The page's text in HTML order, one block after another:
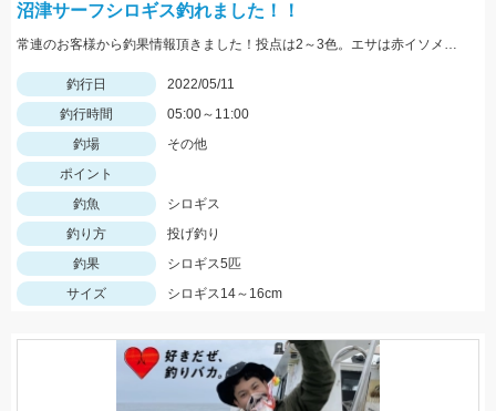
沼津サーフシロギス釣れました！！
常連のお客様から釣果情報頂きました！投点は2～3色。エサは赤イソメを使用。
釣行日
2022/05/11
釣行時間
05:00～11:00
釣場
その他
ポイント
釣魚
シロギス
釣り方
投げ釣り
釣果
シロギス5匹
サイズ
シロギス14～16cm